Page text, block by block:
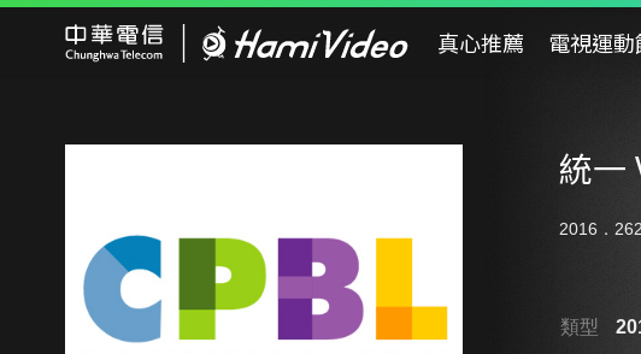
真心推薦 電視運動
統一
2016．
類型